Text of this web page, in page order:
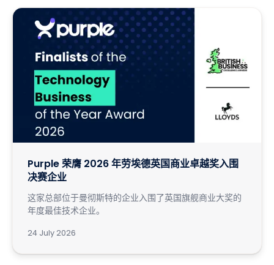
Purple 荣膺 2026 年劳埃德英国商业卓越奖入围
决赛企业
这家总部位于曼彻斯特的企业入围了英国旗舰商业大奖的
年度最佳技术企业。
24 July 2026